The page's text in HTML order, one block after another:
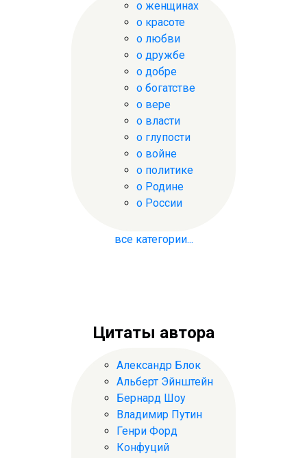
о женщинах
о красоте
о любви
о дружбе
о добре
о богатстве
о вере
о власти
о глупости
о войне
о политике
о Родине
о России
все категории...
Цитаты автора
Александр Блок
Альберт Эйнштейн
Бернард Шоу
Владимир Путин
Генри Форд
Конфуций